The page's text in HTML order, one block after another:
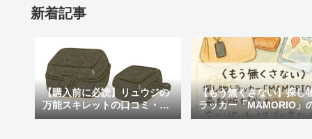
新着記事
【購入前に必読】リュウジの
万能スキレットの口コミ・評
判まとめ｜後悔しないための
【もう無くさない】探し
ラッカー「MAMORIO」
新版を試したら、忘れっ